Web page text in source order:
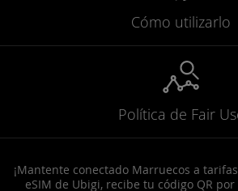
Cómo utilizarlo
Política de Fair
¡Mantente conectado Marruecos a
eSIM de Ubigi, recibe tu código QR